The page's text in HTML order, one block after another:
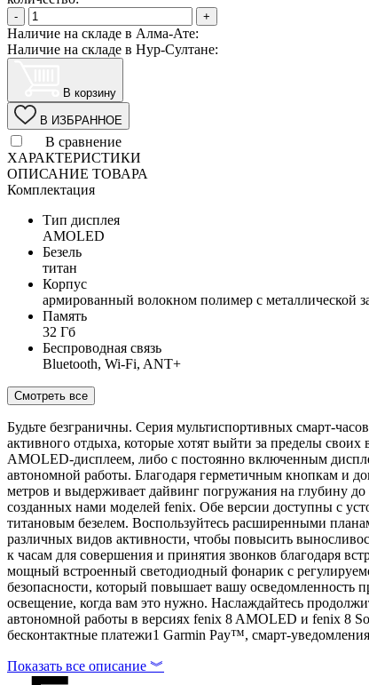
- +
Наличие на складе в Алма-Ате:
Наличие на складе в Нур-Султане:
В корзину
В ИЗБРАННОЕ
В сравнение
ХАРАКТЕРИСТИКИ
ОПИСАНИЕ ТОВАРА
Комплектация
Тип дисплея
AMOLED
Безель
титан
Корпус
армированный волокном полимер с металлической
Память
32 Гб
Беспроводная связь
Bluetooth, Wi-Fi, ANT+
Смотреть все
Будьте безграничны. Серия мультиспортивных смарт-
активного отдыха, которые хотят выйти за пределы
AMOLED-дисплеем, либо с постоянно включенным
автономной работы. Благодаря герметичным кнопкам и
метров и выдерживает дайвинг погружания на глубину
созданных нами моделей fenix. Обе версии доступны с
титановым безелем. Воспользуйтесь расширенными
различных видов активности, чтобы повысить
к часам для совершения и принятия звонков благодаря
мощный встроенный светодиодный фонарик с
безопасности, который повышает вашу осведомленность
освещение, когда вам это нужно. Наслаждайтесь
автономной работы в версиях fenix 8 AMOLED и fenix 8
бесконтактные платежи1 Garmin Pay™, смарт-
Показать все описание ︾